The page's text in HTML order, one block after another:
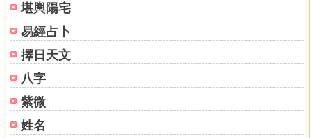
堪輿陽宅
易經占卜
擇日天文
八字
紫微
姓名
辰（龍）生人生月吉凶
姓名解析範例
巳蛇
巳（蛇）年出生之姓名吉凶概論
巳（蛇）生剋
巳（蛇）生肖五行生剋之六種型態
巳（蛇）喜忌
巳（蛇）生人生月吉凶